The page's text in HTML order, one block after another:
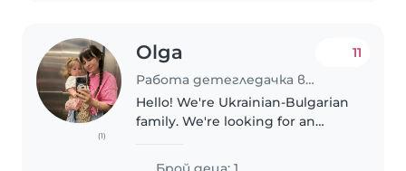
(1)
Olga
Работа детегледачка в София
11
Hello! We're Ukrainian-Bulgarian
family. We're looking for an
our daughter (05.04.2025). We're